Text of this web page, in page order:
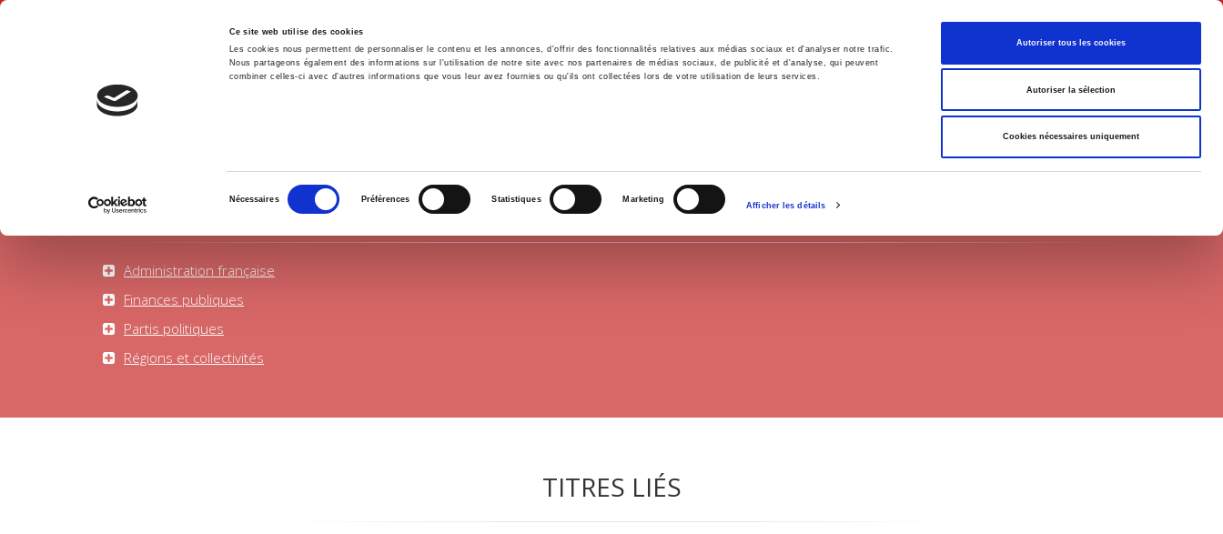
Ce site web utilise des cookies
Les cookies nous permettent de personnaliser le contenu et les annonces, d'offrir des fonctionnalités relatives aux médias sociaux et d'analyser notre trafic.
Nous partageons également des informations sur l'utilisation de notre site avec nos partenaires de médias sociaux, de publicité et d'analyse, qui peuvent
combiner celles-ci avec d'autres informations que vous leur avez fournies ou qu'ils ont collectées lors de votre utilisation de leurs services.
consentement
Nécessaires Préférences Statistiques Marketing
Afficher les détails
Autoriser tous les cookies
Autoriser la sélection
Cookies nécessaires uniquement
Français
Accueil Environnement Histoire International
ETAT - ADMINISTRATION
Administration française
Finances publiques
Partis politiques
Régions et collectivités
TITRES LIÉS